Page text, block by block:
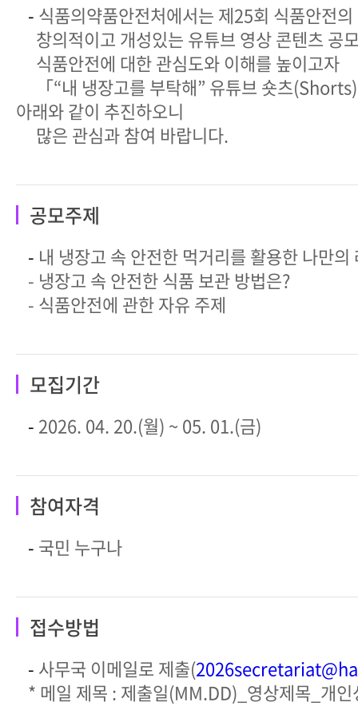
- 식품의약품안전처에서는 제25회 식품안전
창의적이고 개성있는 유튜브 영상 콘텐츠 공
식품안전에 대한 관심도와 이해를 높이고자
「“내 냉장고를 부탁해” 유튜브 숏츠
아래와 같이 추진하오니
많은 관심과 참여 바랍니다.
공모주제
- 내 냉장고 속 안전한 먹거리를 활용한 나만의
- 냉장고 속 안전한 식품 보관 방법은?
- 식품안전에 관한 자유 주제
모집기간
- 2026. 04. 20.(월) ~ 05. 01.(금)
참여자격
- 국민 누구나
접수방법
- 사무국 이메일로 제출(
* 메일 제목 : 제출일(MM.DD)_영상제목_개